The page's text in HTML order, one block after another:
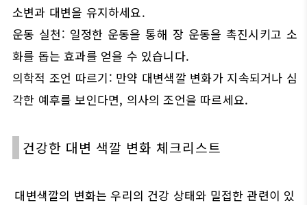
소변과 대변을 유지하세요.
운동 실천: 일정한 운동을 통해 장 운동을 촉진시키고 소
화를 돕는 효과를 얻을 수 있습니다.
의학적 조언 따르기: 만약 대변색깔 변화가 지속되거나 심
각한 예후를 보인다면, 의사의 조언을 따르세요.
건강한 대변 색깔 변화 체크리스트
대변색깔의 변화는 우리의 건강 상태와 밀접한 관련이 있